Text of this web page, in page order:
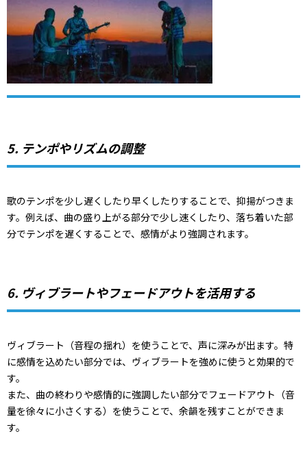
5. テンポやリズムの調整
歌のテンポを少し遅くしたり早くしたりすることで、抑揚がつきま
す。例えば、曲の盛り上がる部分で少し速くしたり、落ち着いた部
分でテンポを遅くすることで、感情がより強調されます。
6. ヴィブラートやフェードアウトを活用する
ヴィブラート（音程の揺れ）を使うことで、声に深みが出ます。特
に感情を込めたい部分では、ヴィブラートを強めに使うと効果的で
す。
また、曲の終わりや感情的に強調したい部分でフェードアウト（音
量を徐々に小さくする）を使うことで、余韻を残すことができま
す。